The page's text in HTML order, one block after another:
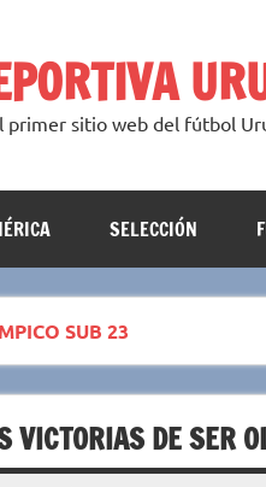
primer sitio web del fútbol
SELECCIÓN
SUB 23
VICTORIAS DE SER